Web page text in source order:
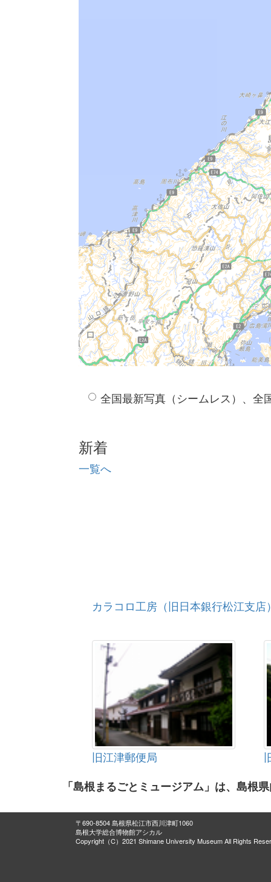
全国最新写真（シームレス）、全
新着
一覧へ
カラコロ工房（旧日本銀行松江支店
旧江津郵便局
「島根まるごとミュージアム」は、島根
〒690-8504 島根県松江市西川津町1060
島根大学総合博物館アシカル
Copyright（C）2021 Shimane University Museum All Rights